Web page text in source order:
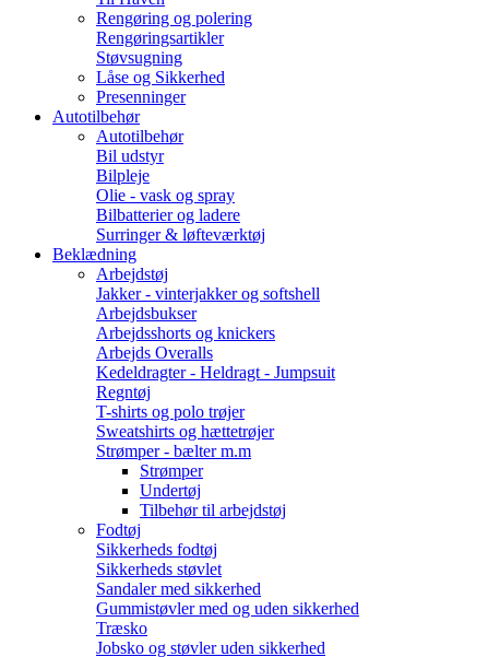
Rengøring og polering
Rengøringsartikler
Støvsugning
Låse og Sikkerhed
Presenninger
Autotilbehør
Autotilbehør
Bil udstyr
Bilpleje
Olie - vask og spray
Bilbatterier og ladere
Surringer & løfteværktøj
Beklædning
Arbejdstøj
Jakker - vinterjakker og softshell
Arbejdsbukser
Arbejdsshorts og knickers
Arbejds Overalls
Kedeldragter - Heldragt - Jumpsuit
Regntøj
T-shirts og polo trøjer
Sweatshirts og hættetrøjer
Strømper - bælter m.m
Strømper
Undertøj
Tilbehør til arbejdstøj
Fodtøj
Sikkerheds fodtøj
Sikkerheds støvlet
Sandaler med sikkerhed
Gummistøvler med og uden sikkerhed
Træsko
Jobsko og støvler uden sikkerhed